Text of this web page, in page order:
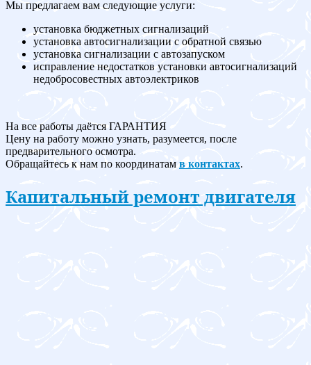
Мы предлагаем вам следующие услуги:
установка бюджетных сигнализаций
установка автосигнализации с обратной связью
установка сигнализации с автозапуском
исправление недостатков установки автосигнализаций
недобросовестных автоэлектриков
На все работы даётся ГАРАНТИЯ
Цену на работу можно узнать, разумеется, после
предварительного осмотра.
Обращайтесь к нам по координатам в контактах.
Капитальный ремонт двигателя